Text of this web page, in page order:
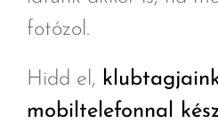
fotózol.
Hidd el,
mobiltelefonnal